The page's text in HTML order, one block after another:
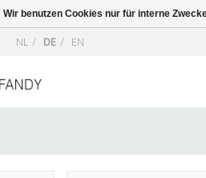
NL / DE / EN
Wir benutzen Cookies nur für interne